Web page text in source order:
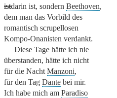
istdarin ist, sondern Beethoven,
dem man das Vorbild des
romantisch scrupellosen
Kompo-Onanisten verdankt.
Diese Tage hätte ich nie
überstanden, hätte ich nicht
für die Nacht Manzoni,
für den Tag Dante bei mir.
Ich habe mich am Paradiso